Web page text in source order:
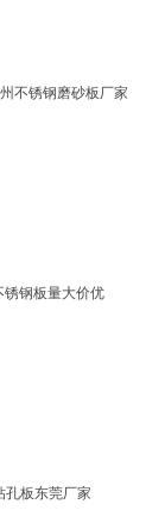
不锈钢磨砂板厂家
钢板量大价优
孔板东莞厂家